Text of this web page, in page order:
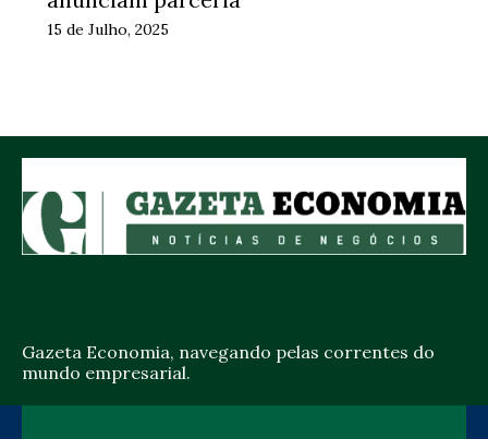
15 de Julho, 2025
Gazeta Economia, navegando pelas correntes do
mundo empresarial.